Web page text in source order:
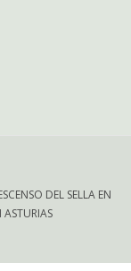
DEL SELLA EN